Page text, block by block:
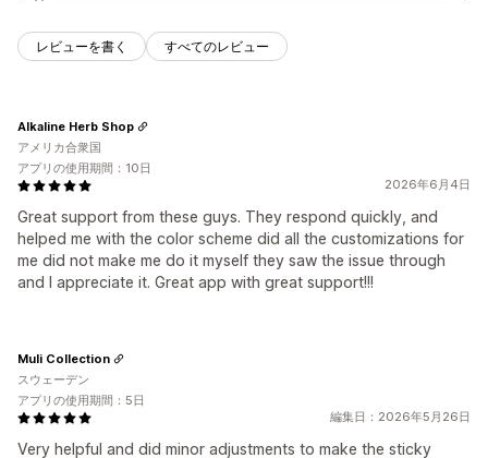
レビューを書く すべてのレビュー
2026年6月4日
Great support from these guys. They respond quickly, and
helped me with the color scheme did all the customizations for
me did not make me do it myself they saw the issue through
and I appreciate it. Great app with great support!!!
Alkaline Herb Shop
アメリカ合衆国
アプリの使用期間：10日
編集日：2026年5月26日
Very helpful and did minor adjustments to make the sticky
Muli Collection
スウェーデン
アプリの使用期間：5日